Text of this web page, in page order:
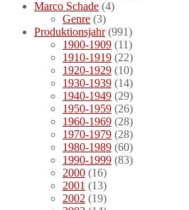
Marco Schade (4)
Genre (3)
Produktionsjahr(991)
1900-1909 (11)
1910-1919 (22)
1920-1929 (10)
1930-1939 (14)
1940-1949 (29)
1950-1959 (26)
1960-1969 (28)
1970-1979 (28)
1980-1989 (60)
1990-1999 (83)
2000 (16)
2001 (13)
2002 (19)